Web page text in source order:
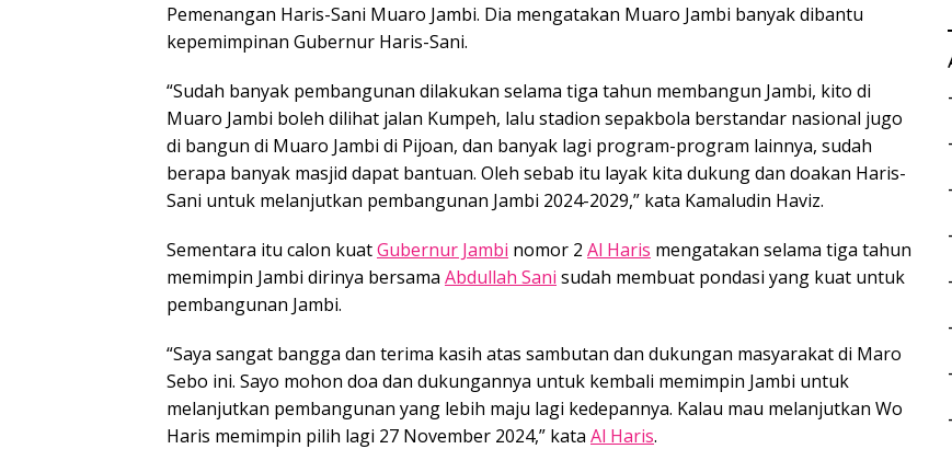
Pemenangan Haris-Sani Muaro Jambi. Dia mengatakan Muaro Jambi banyak dibantu
kepemimpinan Gubernur Haris-Sani.
“Sudah banyak pembangunan dilakukan selama tiga tahun membangun Jambi, kito di
Muaro Jambi boleh dilihat jalan Kumpeh, lalu stadion sepakbola berstandar nasional jugo
di bangun di Muaro Jambi di Pijoan, dan banyak lagi program-program lainnya, sudah
berapa banyak masjid dapat bantuan. Oleh sebab itu layak kita dukung dan doakan Haris-
Sani untuk melanjutkan pembangunan Jambi 2024-2029,” kata Kamaludin Haviz.
Sementara itu calon kuatGubernur Jambi nomor 2 Al Haris mengatakan selama tiga tahun
memimpin Jambi dirinya bersama Abdullah Sani sudah membuat pondasi yang kuat untuk
pembangunan Jambi.
“Saya sangat bangga dan terima kasih atas sambutan dan dukungan masyarakat di Maro
Sebo ini. Sayo mohon doa dan dukungannya untuk kembali memimpin Jambi untuk
melanjutkan pembangunan yang lebih maju lagi kedepannya. Kalau mau melanjutkan Wo
Haris memimpin pilih lagi 27 November 2024,” kata Al Haris.